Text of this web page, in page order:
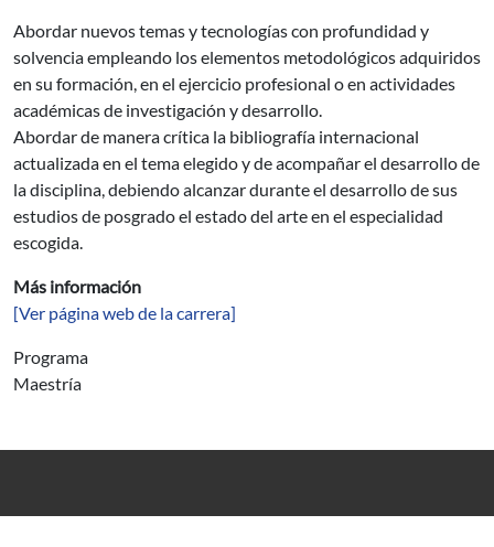
Abordar nuevos temas y tecnologías con profundidad y
solvencia empleando los elementos metodológicos adquiridos
en su formación, en el ejercicio profesional o en actividades
académicas de investigación y desarrollo.
Abordar de manera crítica la bibliografía internacional
actualizada en el tema elegido y de acompañar el desarrollo de
la disciplina, debiendo alcanzar durante el desarrollo de sus
estudios de posgrado el estado del arte en el especialidad
escogida.
Más información
[Ver página web de la carrera]
Programa
Maestría